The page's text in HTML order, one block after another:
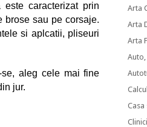
este caracterizat prin
brose sau pe corsaje.
si aplcatii, pliseuri
aleg cele mai fine
jur.
Arta
Arta
Arta
Casa